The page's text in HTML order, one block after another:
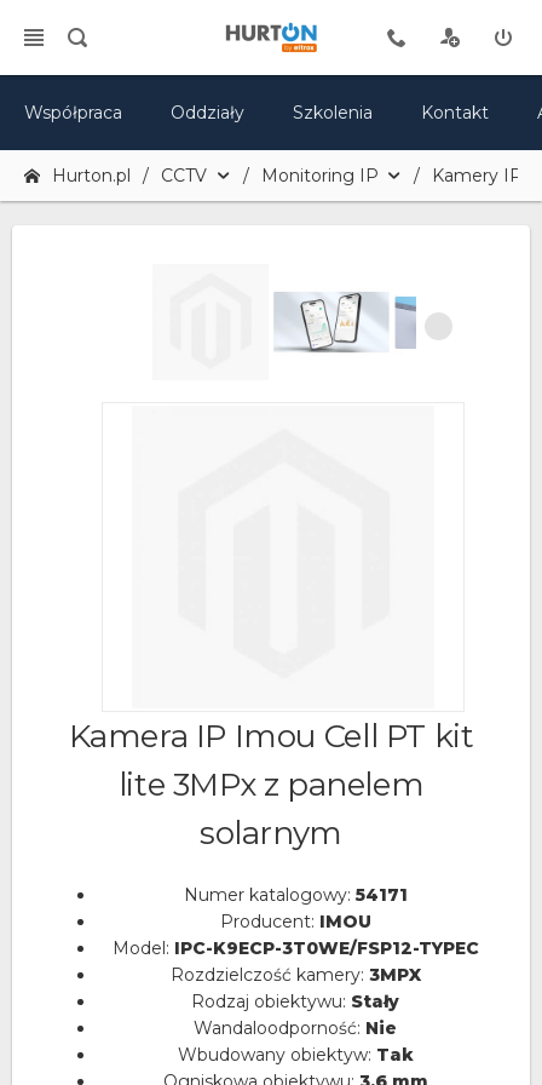
Współpraca Oddziały Szkolenia Kontakt
Hurton.pl CCTV Monitoring IP Kamery IP
Kamera IP Imou Cell PT kit
lite 3MPx z panelem
solarnym
Numer katalogowy: 54171
Producent: IMOU
Model: IPC-K9ECP-3T0WE/FSP12-TYPEC
Rozdzielczość kamery: 3MPX
Rodzaj obiektywu: Stały
Wandaloodporność: Nie
Wbudowany obiektyw: Tak